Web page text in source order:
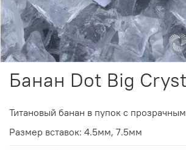
Банан Dot Big
Титановый банан в пупок с
Размер вставок: 4.5мм, 7.5мм